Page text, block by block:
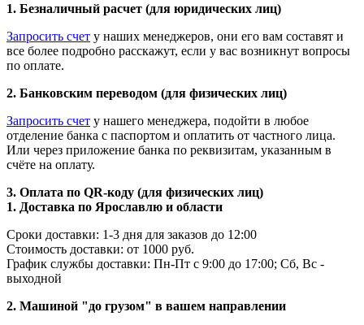
1. Безналичный расчет (для юридических лиц)
Запросить счет у наших менеджеров, они его вам составят и
все более подробно расскажут, если у вас возникнут вопросы
по оплате.
2. Банковским переводом (для физических лиц)
Запросить счет у нашего менеджера, подойти в любое
отделение банка с паспортом и оплатить от частного лица.
Или через приложение банка по реквизитам, указанным в
счёте на оплату.
3. Оплата по QR-коду (для физических лиц)
1. Доставка по Ярославлю и области
Сроки доставки: 1-3 дня для заказов до 12:00
Стоимость доставки: от 1000 руб.
График службы доставки: Пн-Пт с 9:00 до 17:00; Сб, Вс -
выходной
2. Машиной "до грузом" в вашем направлении